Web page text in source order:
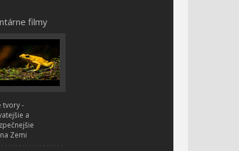
filmy
tvory -
a
Zemi